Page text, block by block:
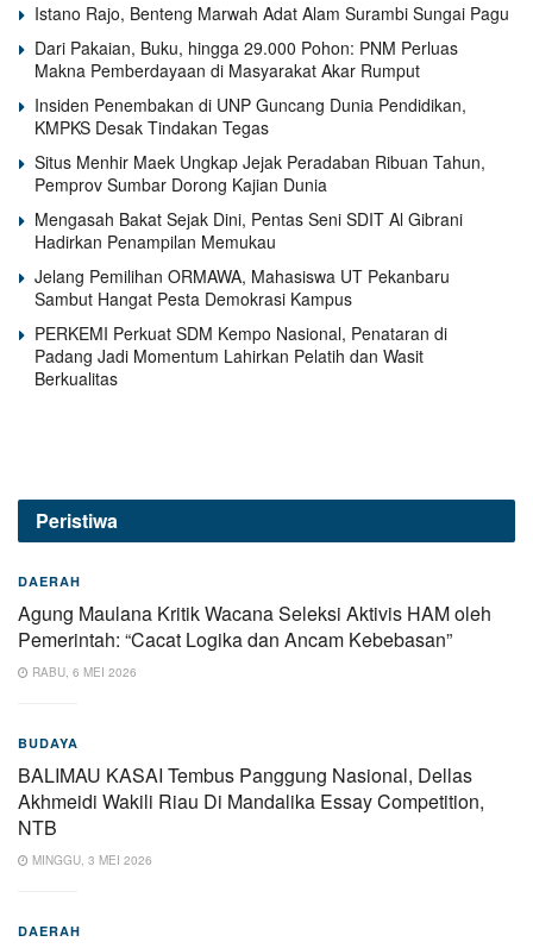
Istano Rajo, Benteng Marwah Adat Alam Surambi Sungai Pagu
Dari Pakaian, Buku, hingga 29.000 Pohon: PNM Perluas
Makna Pemberdayaan di Masyarakat Akar Rumput
Insiden Penembakan di UNP Guncang Dunia Pendidikan,
KMPKS Desak Tindakan Tegas
Situs Menhir Maek Ungkap Jejak Peradaban Ribuan Tahun,
Pemprov Sumbar Dorong Kajian Dunia
Mengasah Bakat Sejak Dini, Pentas Seni SDIT Al Gibrani
Hadirkan Penampilan Memukau
Jelang Pemilihan ORMAWA, Mahasiswa UT Pekanbaru
Sambut Hangat Pesta Demokrasi Kampus
PERKEMI Perkuat SDM Kempo Nasional, Penataran di
Padang Jadi Momentum Lahirkan Pelatih dan Wasit
Berkualitas
Peristiwa
DAERAH
Agung Maulana Kritik Wacana Seleksi Aktivis HAM oleh
Pemerintah: “Cacat Logika dan Ancam Kebebasan”
RABU, 6 MEI 2026
BUDAYA
BALIMAU KASAI Tembus Panggung Nasional, Dellas
Akhmeidi Wakili Riau Di Mandalika Essay Competition,
NTB
MINGGU, 3 MEI 2026
DAERAH